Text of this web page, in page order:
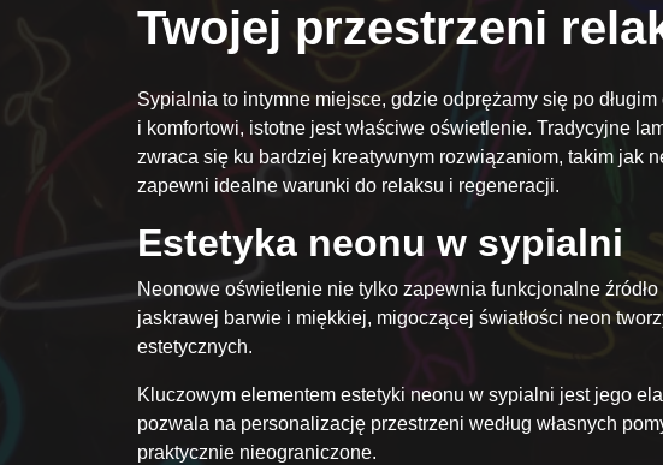
Twojej przestrzeni
Sypialnia to intymne miejsce, gdzie odprężamy się po
i komfortowi, istotne jest właściwe oświetlenie. Tradycyjne
zwraca się ku bardziej kreatywnym rozwiązaniom, takim jak
zapewni idealne warunki do relaksu i regeneracji.
Estetyka neonu w sypialni
Neonowe oświetlenie nie tylko zapewnia funkcjonalne
jaskrawej barwie i miękkiej, migoczącej światłości neon
estetycznych.
Kluczowym elementem estetyki neonu w sypialni jest jego
pozwala na personalizację przestrzeni według własnych
praktycznie nieograniczone.